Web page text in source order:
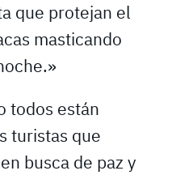
que protejan el
masticando
todos están
turistas que
busca de paz y